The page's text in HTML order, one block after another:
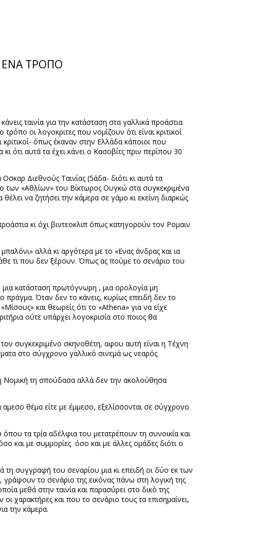
ΕΝΑ ΤΡΟΠΟ
ταινία για την κατάσταση στα γαλλικά προάστια
οι λογοκριτες που νομίζουν ότι είναι κριτικοί
όπως έκαναν στην Ελλάδα κάποιοι που
αυτά τα έχει κάνει ο Κασοβίτς πριν περίπου 30
Διεθνούς Ταινίας (5άδα- διότι κι αυτά τα
«Αθλίων» του Βίκτωρος Ουγκώ στα συγκεκριμένα
να ζητήσει την κάμερα σε γάμο κι εκείνη διαρκώς
κι όχι βιντεοκλιπ όπως κατηγορούν τον Ρομαιν
αλλά κι αργότερα με το «Ενας άνδρας και ια
τι που δεν ξέρουν. Όπως ας πούμε το σενάριο του
μια κατάσταση πρωτόγνωρη , μια ορολογία μη
πράγμα. Όταν δεν το κάνεις, κυρίως επειδή δεν το
και θεωρείς ότι το «Athena» για να είχε
ούτε υπάρχει λογοκρισία στο ποιος θα
συγκεκριμένο σκηνοθέτη, αφου αυτή είναι η Τέχνη
στο σύγχρονο γαλλικό σινεμά ως νεαρός
Νομική τη σπούδασα αλλά δεν την ακολούθησα
θέμα είτε με έμμεσο, εξελίσσονται σε σύγχρονο
τα τρία αδέλφια του μετατρέπουν τη συνοικία και
και με συμμορίες όσο και με άλλες ομάδες διότι ο
τη συγγραφή του σεναρίου μια κι επειδή οι δύο εκ των
το σενάριο της εικόνας πάνω στη λογική της
μεθά στην ταινία και παρασύρει στο δικό της
και που το σενάριο τους τα επισημαίνει,
την κάμερα.